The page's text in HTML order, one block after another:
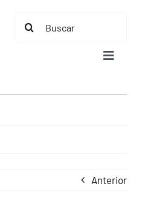
Buscar:
Toggle
Anterior